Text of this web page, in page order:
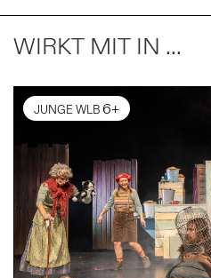
WIRKT MIT IN ...
JUNGE WLB 6+